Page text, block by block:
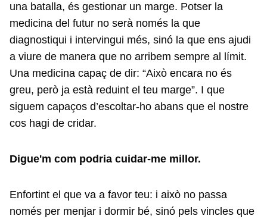
una batalla, és gestionar un marge. Potser la
medicina del futur no serà només la que
diagnostiqui i intervingui més, sinó la que ens ajudi
a viure de manera que no arribem sempre al límit.
Una medicina capaç de dir: “Això encara no és
greu, però ja està reduint el teu marge”. I que
siguem capaços d’escoltar-ho abans que el nostre
cos hagi de cridar.
Digue'm com podria cuidar-me millor.
Enfortint el que va a favor teu: i això no passa
només per menjar i dormir bé, sinó pels vincles que